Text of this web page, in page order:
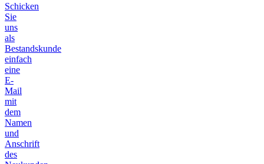
Schicken
Sie
uns
als
Bestandskunde
einfach
eine
E-
Mail
mit
dem
Namen
und
Anschrift
des